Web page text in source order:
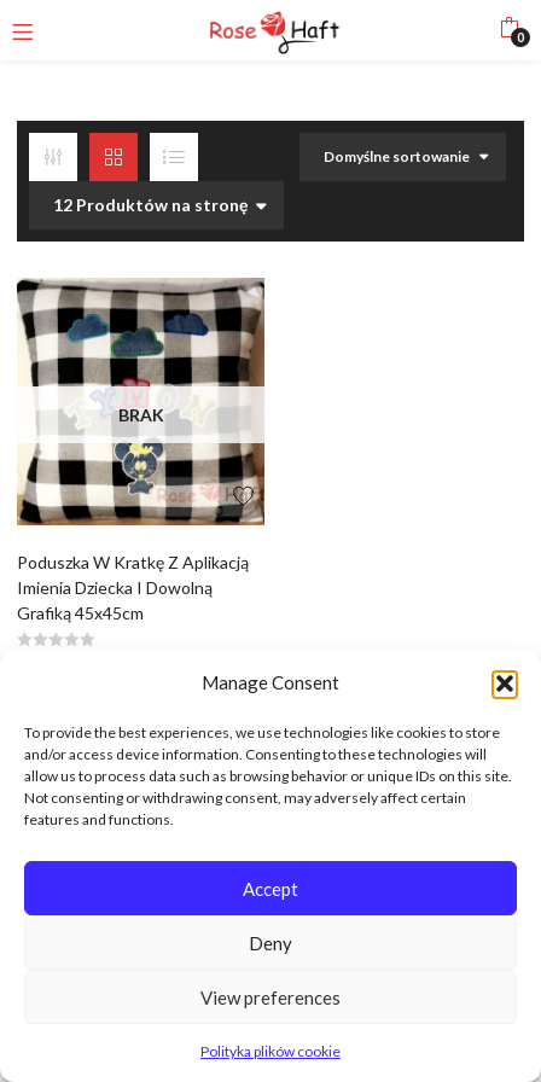
Manage Consent
To provide the best experiences, we use technologies like cookies to store
and/or access device information. Consenting to these technologies will
allow us to process data such as browsing behavior or unique IDs on this site.
Not consenting or withdrawing consent, may adversely affect certain
features and functions.
Accept
Deny
View preferences
Polityka plików cookie
0
Domyślne sortowanie
12 Produktów na stronę
BRAK
Poduszka W Kratkę Z Aplikacją
Imienia Dziecka I Dowolną
Grafiką 45x45cm